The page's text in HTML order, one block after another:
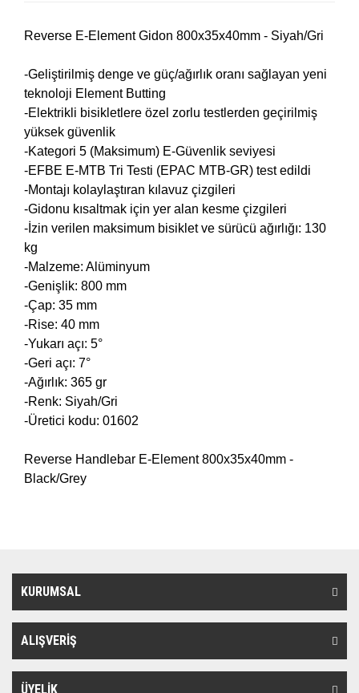
Reverse E-Element Gidon 800x35x40mm - Siyah/Gri
-Geliştirilmiş denge ve güç/ağırlık oranı sağlayan yeni
teknoloji Element Butting
-Elektrikli bisikletlere özel zorlu testlerden geçirilmiş
yüksek güvenlik
-Kategori 5 (Maksimum) E-Güvenlik seviyesi
-EFBE E-MTB Tri Testi (EPAC MTB-GR) test edildi
-Montajı kolaylaştıran kılavuz çizgileri
-Gidonu kısaltmak için yer alan kesme çizgileri
-İzin verilen maksimum bisiklet ve sürücü ağırlığı: 130
kg
-Malzeme: Alüminyum
-Genişlik: 800 mm
-Çap: 35 mm
-Rise: 40 mm
-Yukarı açı: 5°
-Geri açı: 7°
-Ağırlık: 365 gr
-Renk: Siyah/Gri
-Üretici kodu: 01602
Reverse Handlebar E-Element 800x35x40mm -
Black/Grey
KURUMSAL
ALIŞVERİŞ
ÜYELİK